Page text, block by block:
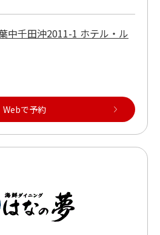
中千田沖2011-1 ホテル・ル
Webで予約